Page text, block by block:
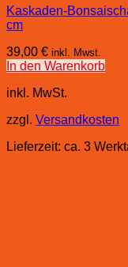
Kaskaden-
cm
39,00 € inkl. Mwst.
In den Warenkorb
inkl. MwSt.
zzgl. Versandkosten
Lieferzeit: ca. 3